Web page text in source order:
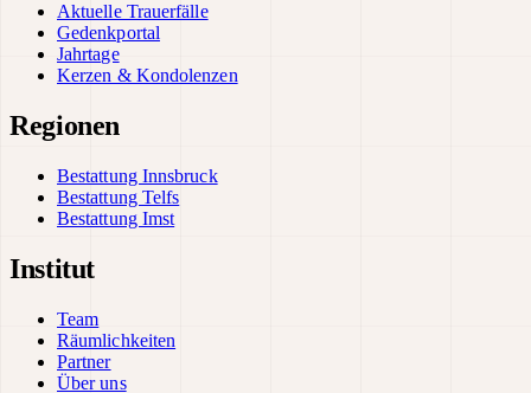
Aktuelle Trauerfälle
Gedenkportal
Jahrtage
Kerzen & Kondolenzen
Regionen
Bestattung Innsbruck
Bestattung Telfs
Bestattung Imst
Institut
Team
Räumlichkeiten
Partner
Über uns